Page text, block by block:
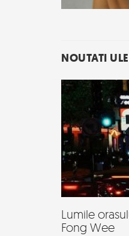
NOUTATI
Lumile
Fong Wee